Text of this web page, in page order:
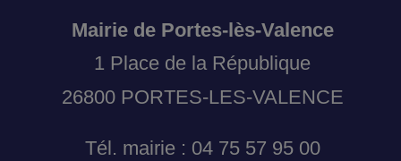
Mairie de Portes-lès-Valence
1 Place de la République
26800 PORTES-LES-VALENCE
Tél. mairie : 04 75 57 95 00